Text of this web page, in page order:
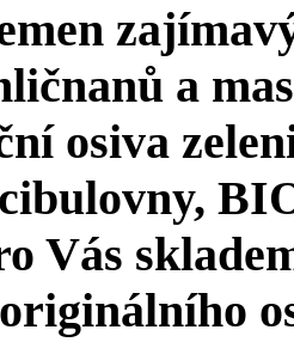
a
osiva
Vás
originálního